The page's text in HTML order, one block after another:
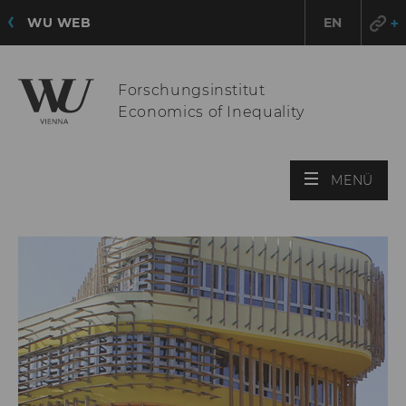
WU WEB EN
Forschungsinstitut
Economics of Inequality
MENÜ